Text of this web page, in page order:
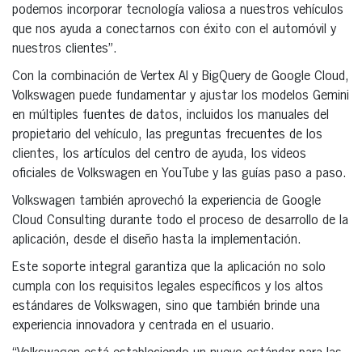
podemos incorporar tecnología valiosa a nuestros vehículos
que nos ayuda a conectarnos con éxito con el automóvil y
nuestros clientes”.
Con la combinación de Vertex AI y BigQuery de Google Cloud,
Volkswagen puede fundamentar y ajustar los modelos Gemini
en múltiples fuentes de datos, incluidos los manuales del
propietario del vehículo, las preguntas frecuentes de los
clientes, los artículos del centro de ayuda, los videos
oficiales de Volkswagen en YouTube y las guías paso a paso.
Volkswagen también aprovechó la experiencia de Google
Cloud Consulting durante todo el proceso de desarrollo de la
aplicación, desde el diseño hasta la implementación.
Este soporte integral garantiza que la aplicación no solo
cumpla con los requisitos legales específicos y los altos
estándares de Volkswagen, sino que también brinde una
experiencia innovadora y centrada en el usuario.